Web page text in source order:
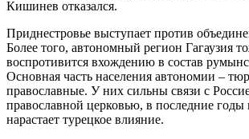
Кишинев отказался.
Приднестровье выступает против
Более того, автономный регион Гагаузия
воспротивится вхождению в состав
Основная часть населения автономии –
православные. У них сильны связи с
православной церковью, в последние годы
нарастает турецкое влияние.